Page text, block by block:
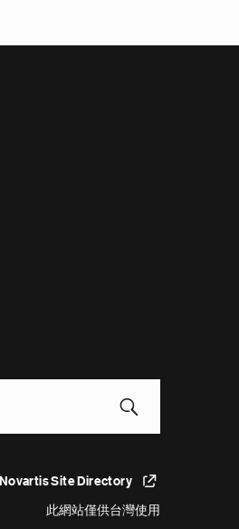
Novartis Site Directory
此網站僅供台灣使用